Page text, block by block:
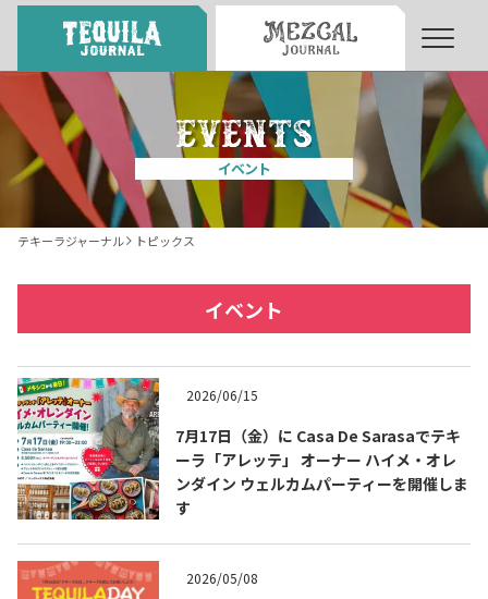
About About Tequila Journal
テキーラとは What’s Tequila
テキーラマーケット
テキーラの飲み方 How to Drink Tequila
イベント
テキーラジャーナル トピックス
イベント
2026/06/15
7月17日（金）に Casa De Sarasaでテキ
ーラ「アレッテ」 オーナー ハイメ・オレ
ンダイン ウェルカムパーティーを開催しま
す
2026/05/08